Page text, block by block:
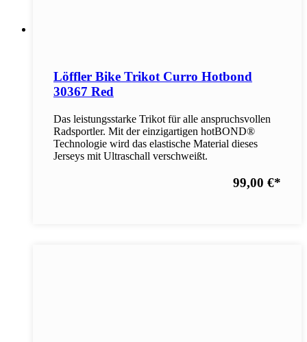
Löffler Bike Trikot Curro Hotbond
30367 Red
Das leistungsstarke Trikot für alle anspruchsvollen
Radsportler. Mit der einzigartigen hotBOND®
Technologie wird das elastische Material dieses
Jerseys mit Ultraschall verschweißt.
99,00 €*